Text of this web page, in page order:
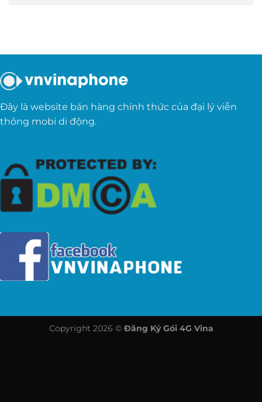
Đây là website bán hàng chính thức của đại lý viễn
thông mobi di động.
Copyright 2026 © Đăng Ký Gói 4G Vina